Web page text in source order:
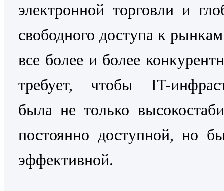
электронной торговли и
свободного доступа к
все более и более
требует, чтобы IT-
была не только
постоянно доступной, но
эффективной.